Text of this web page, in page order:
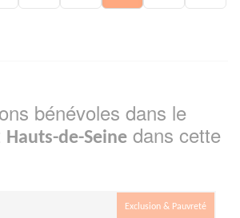
bénévoles dans le
Hauts-de-Seine dans cette
Exclusion & Pauvreté